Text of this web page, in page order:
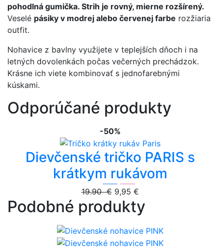
pohodlná gumička. Strih je rovný, mierne rozšírený.
Veselé pásiky v modrej alebo červenej farbe rozžiaria
outfit.
Nohavice z bavlny využijete v teplejších dňoch i na
letných dovolenkách počas večerných prechádzok.
Krásne ich viete kombinovať s jednofarebnými
kúskami.
Odporúčané produkty
-50%
Dievčenské tričko PARIS s
krátkym rukávom
19.90 € 9,95 €
Podobné produkty